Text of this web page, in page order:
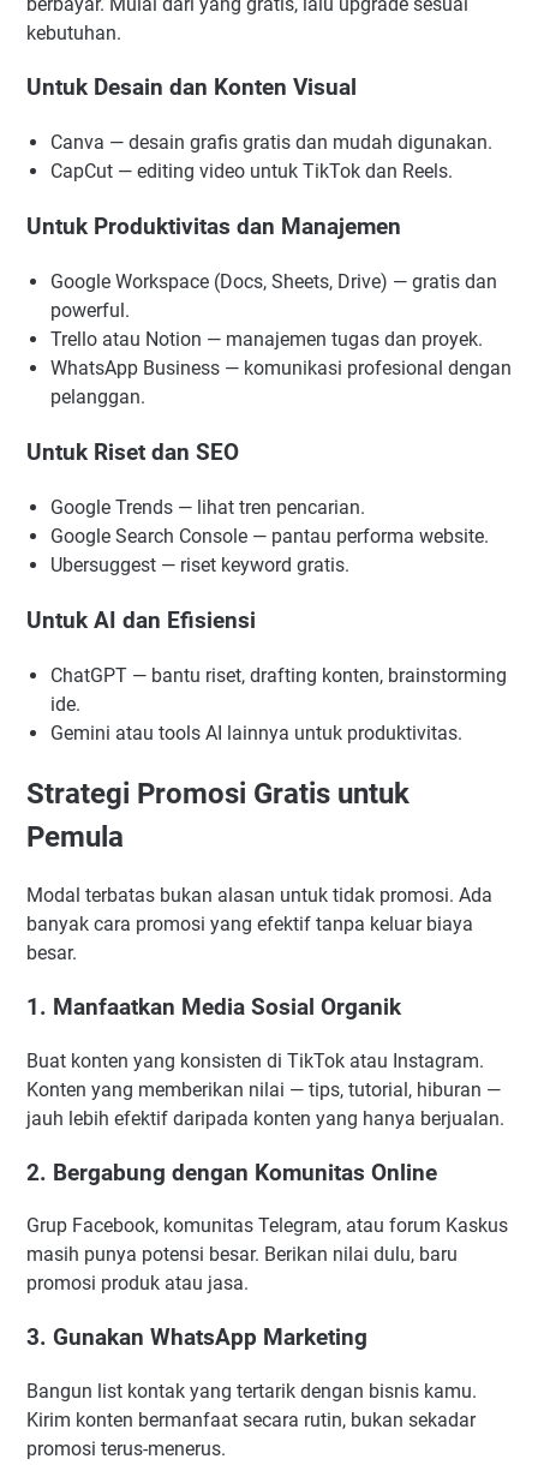
kebutuhan.
Untuk Desain dan Konten Visual
Canva — desain grafis gratis dan mudah digunakan.
CapCut — editing video untuk TikTok dan Reels.
Untuk Produktivitas dan Manajemen
Google Workspace (Docs, Sheets, Drive) — gratis dan
powerful.
Trello atau Notion — manajemen tugas dan proyek.
WhatsApp Business — komunikasi profesional dengan
pelanggan.
Untuk Riset dan SEO
Google Trends — lihat tren pencarian.
Google Search Console — pantau performa website.
Ubersuggest — riset keyword gratis.
Untuk AI dan Efisiensi
ChatGPT — bantu riset, drafting konten, brainstorming
ide.
Gemini atau tools AI lainnya untuk produktivitas.
Strategi Promosi Gratis untuk
Pemula
Modal terbatas bukan alasan untuk tidak promosi. Ada
banyak cara promosi yang efektif tanpa keluar biaya
besar.
1. Manfaatkan Media Sosial Organik
Buat konten yang konsisten di TikTok atau Instagram.
Konten yang memberikan nilai — tips, tutorial, hiburan —
jauh lebih efektif daripada konten yang hanya berjualan.
2. Bergabung dengan Komunitas Online
Grup Facebook, komunitas Telegram, atau forum Kaskus
masih punya potensi besar. Berikan nilai dulu, baru
promosi produk atau jasa.
3. Gunakan WhatsApp Marketing
Bangun list kontak yang tertarik dengan bisnis kamu.
Kirim konten bermanfaat secara rutin, bukan sekadar
promosi terus-menerus.